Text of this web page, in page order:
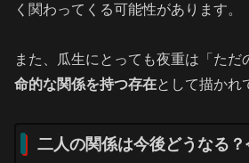
く関わってくる可能性があります。
また、瓜生にとっても夜重は「ただ
命的な関係を持つ存在として描かれ
二人の関係は今後どうなる